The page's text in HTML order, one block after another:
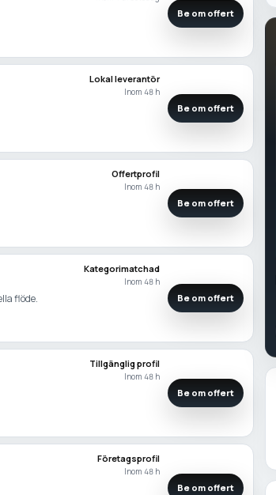
Be om offert
Lokal leverantör
Inom 48 h
Be om offert
Offertprofil
Inom 48 h
Be om offert
Kategorimatchad
Inom 48 h
flöde. Be om offert
Tillgänglig profil
Inom 48 h
Be om offert
Företagsprofil
Inom 48 h
Be om offert